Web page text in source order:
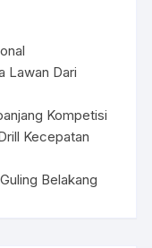
Lawan Dari
Kompetisi
Kecepatan
Belakang